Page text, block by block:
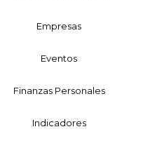
Empresas
Eventos
Finanzas Personales
Indicadores